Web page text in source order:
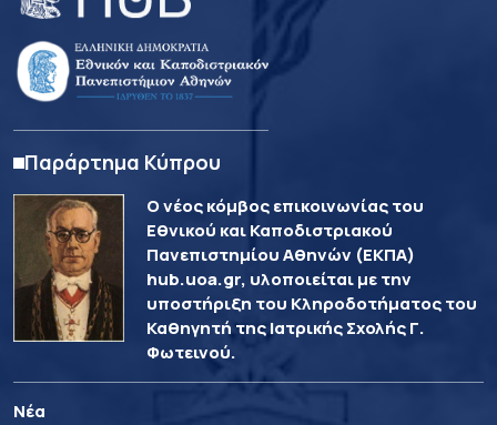
Παράρτημα Κύπρου
Ο νέος κόμβος επικοινωνίας του
Εθνικού και Καποδιστριακού
Πανεπιστημίου Αθηνών (ΕΚΠΑ)
hub.uoa.gr, υλοποιείται με την
υποστήριξη του Κληροδοτήματος του
Καθηγητή της Ιατρικής Σχολής Γ.
Φωτεινού.
Νέα